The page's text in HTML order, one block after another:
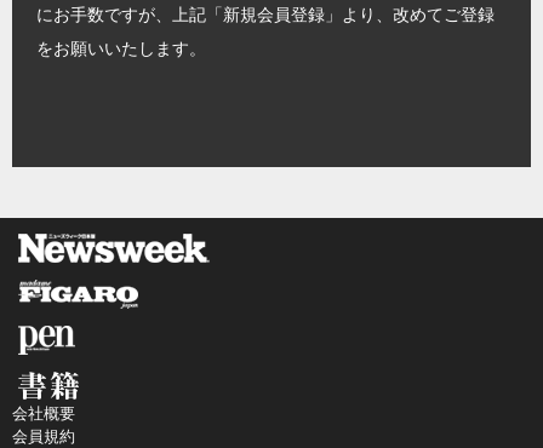
にお手数ですが、上記「新規会員登録」より、改めてご登録
をお願いいたします。
会社概要
会員規約